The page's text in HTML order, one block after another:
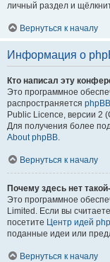
личный раздел и
Вернуться к началу
Информация о
Кто написал эту
Это программное
распространяется
Public Licence, версии 2
Для получения более
About phpBB.
Вернуться к началу
Почему здесь нет
Это программное
Limited. Если вы
посетите Центр идей
поданные идеи или
Вернуться к началу